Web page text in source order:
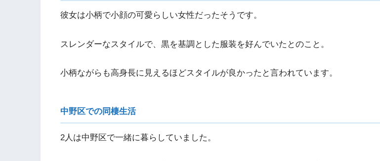
彼女は小柄で小顔の可愛らしい女性だったそうです。
スレンダーなスタイルで、黒を基調とした服装を好んでいたとのこと。
小柄ながらも高身長に見えるほどスタイルが良かったと言われています。
中野区での同棲生活
2人は中野区で一緒に暮らしていました。